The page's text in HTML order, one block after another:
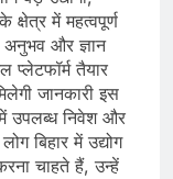
क्षेत्र में महत्वपूर्ण
अनुभव और ज्ञान
प्लेटफॉर्म तैयार
जानकारी इस
में उपलब्ध निवेश और
बिहार में उद्योग
चाहते हैं, उन्हें